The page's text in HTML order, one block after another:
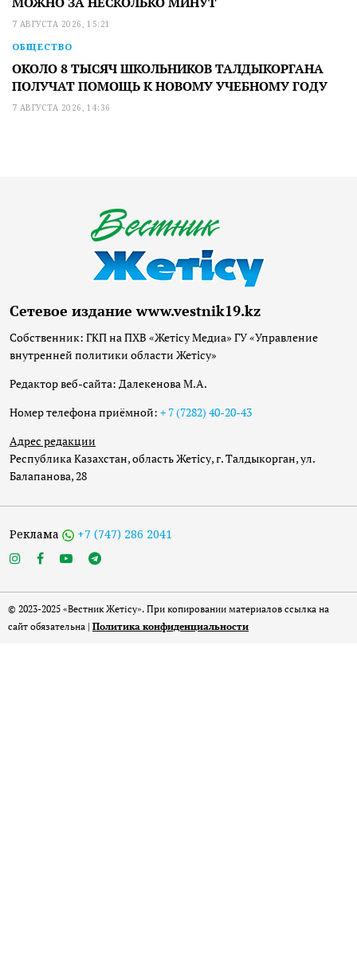
7 АВГУСТА 2026, 15:21
ОБЩЕСТВО
ОКОЛО 8 ТЫСЯЧ ШКОЛЬНИКОВ ТАЛДЫКОРГАНА
ПОЛУЧАТ ПОМОЩЬ К НОВОМУ УЧЕБНОМУ ГОДУ
7 АВГУСТА 2026, 14:36
Сетевое издание www.vestnik19.kz
Собственник: ГКП на ПХВ «Жетісу Медиа» ГУ «Управление
внутренней политики области Жетісу»
Редактор веб-сайта: Далекенова М.А.
Номер телефона приёмной: + 7 (7282) 40-20-43
Адрес редакции
Республика Казахстан, область Жетісу, г. Талдыкорган, ул.
Балапанова, 28
Реклама +7 (747) 286 2041
© 2023-2025 «Вестник Жетісу». При копировании материалов ссылка на
сайт обязательна | Политика конфиденциальности